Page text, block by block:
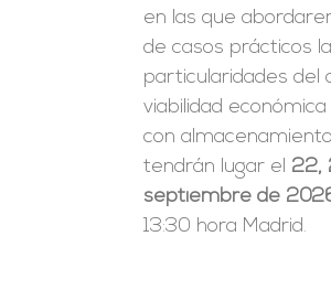
en las que
de casos prácticos
particularidades del
viabilidad
con
tendrán lugar el 22,
septiembre de
13:30 hora Madrid.